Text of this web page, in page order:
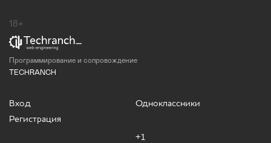
18+
Программирование и сопровождение
TECHRANCH
Вход
Регистрация
Одноклассники
+1